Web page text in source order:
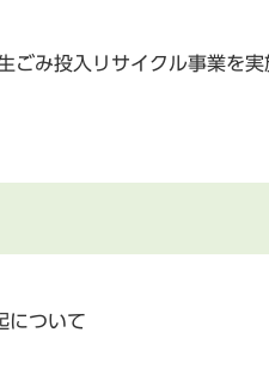
ごみ投入リサイクル事業を
について